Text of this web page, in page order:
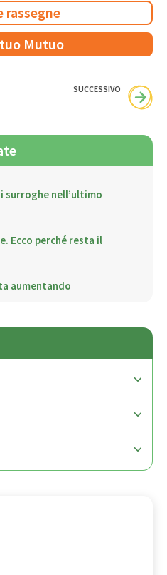
rassegne
Mutuo
SUCCESSIVO
surroghe nell’ultimo
Ecco perché resta il
aumentando